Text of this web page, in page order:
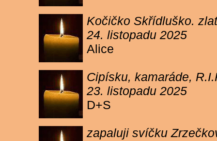
Kočičko Skřídluško.
24. listopadu 2025
Alice
Cipísku, kamaráde,
23. listopadu 2025
D+S
zapaluji svíčku